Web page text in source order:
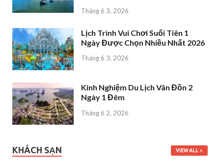
Tháng 6 3, 2026
Lịch Trình Vui Chơi Suối Tiên 1
Ngày Được Chọn Nhiều Nhất 2026
Tháng 6 3, 2026
Kinh Nghiệm Du Lịch Vân Đồn 2
Ngày 1 Đêm
Tháng 6 2, 2026
KHÁCH SẠN VIEW ALL